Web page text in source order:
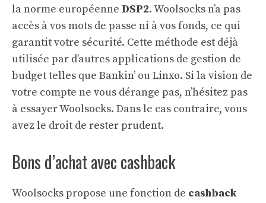
la norme européenne DSP2. Woolsocks n’a pas
accès à vos mots de passe ni à vos fonds, ce qui
garantit votre sécurité. Cette méthode est déjà
utilisée par d’autres applications de gestion de
budget telles que Bankin’ ou Linxo. Si la vision de
votre compte ne vous dérange pas, n’hésitez pas
à essayer Woolsocks. Dans le cas contraire, vous
avez le droit de rester prudent.
Bons d’achat avec cashback
Woolsocks propose une fonction de cashback